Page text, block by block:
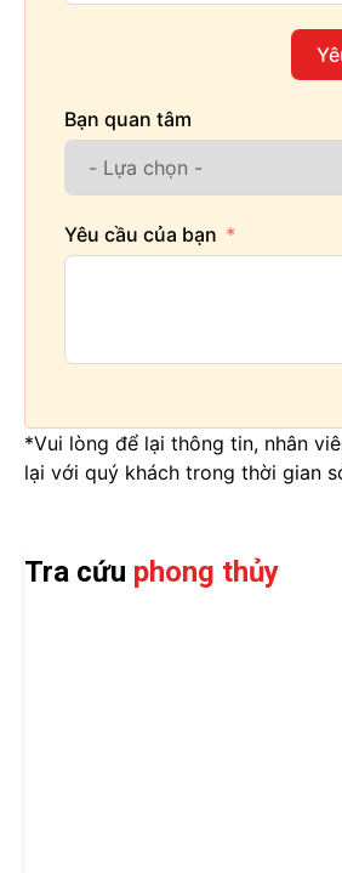
Bạn quan tâm
Yêu cầu của bạn
*Vui lòng để lại thông tin, nhân
lại với quý khách trong thời gian
Tra cứu phong thủy